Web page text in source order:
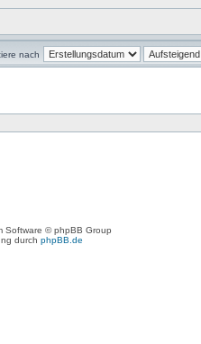
nach
Software © phpBB Group
durch phpBB.de